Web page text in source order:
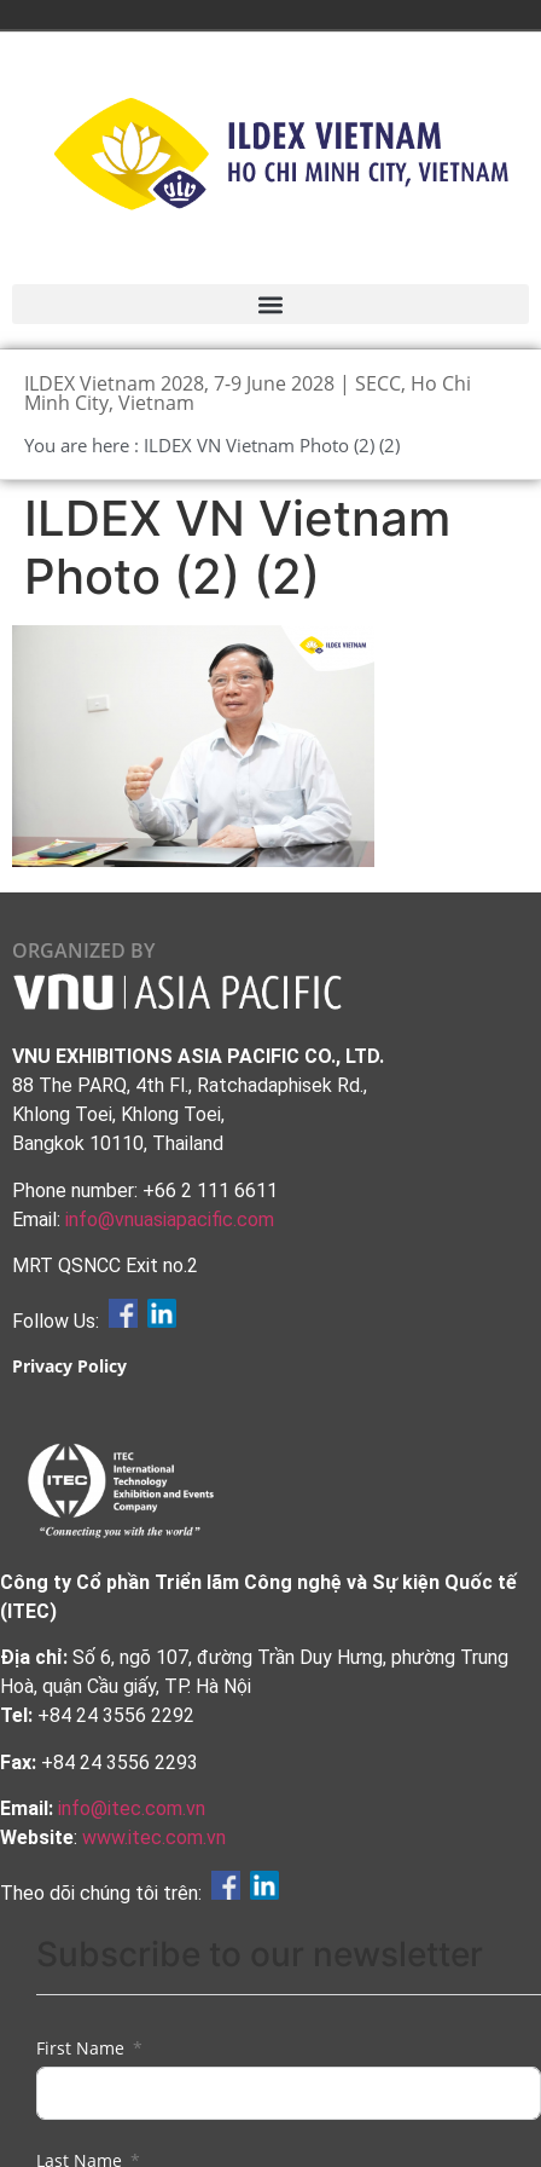
ILDEX Vietnam 2028, 7-9 June 2028 | SECC, Ho Chi
Minh City, Vietnam
You are here : ILDEX VN Vietnam Photo (2) (2)
ILDEX VN Vietnam
Photo (2) (2)
ORGANIZED BY
VNU EXHIBITIONS ASIA PACIFIC CO., LTD.
88 The PARQ, 4th Fl., Ratchadaphisek Rd.,
Khlong Toei, Khlong Toei,
Bangkok 10110, Thailand
Phone number: +66 2 111 6611
Email: info@vnuasiapacific.com
MRT QSNCC Exit no.2
Follow Us:
Privacy Policy
Công ty Cổ phần Triển lãm Công nghệ và Sự kiện Quốc tế
(ITEC)
Địa chỉ: Số 6, ngõ 107, đường Trần Duy Hưng, phường Trung
Hoà, quận Cầu giấy, TP. Hà Nội
Tel: +84 24 3556 2292
Fax: +84 24 3556 2293
Email: info@itec.com.vn
Website: www.itec.com.vn
Theo dõi chúng tôi trên:
First Name
Last Name